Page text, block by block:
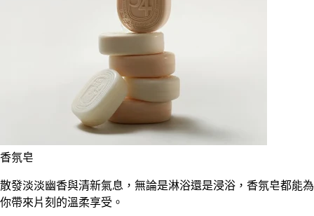
香氛皂
散發淡淡幽香與清新氣息，無論是淋浴還是浸浴，香氛皂都能為
你帶來片刻的溫柔享受。